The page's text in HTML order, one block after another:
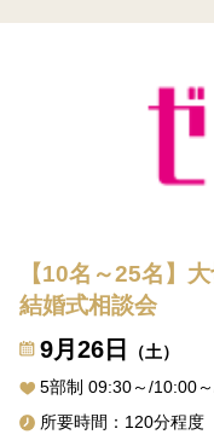
【10名～25名】
結婚式相談会
9月26日
（土）
5部制 09:30～/10:00
所要時間：120分程度